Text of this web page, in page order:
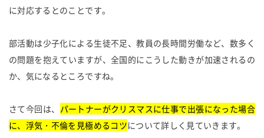
に対応するとのことです。
部活動は少子化による生徒不足、教員の長時間労働など、数多く
の問題を抱えていますが、全国的にこうした動きが加速されるの
か、気になるところですね。
さて今回は、 パートナーがクリスマスに仕事で出張になった場合
に、浮気・不倫を見極めるコツについて詳しく見ていきます。